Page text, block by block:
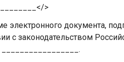
>
электронного документа,
с законодательством